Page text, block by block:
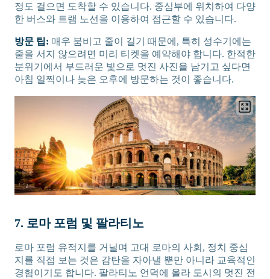
정도 걸으면 도착할 수 있습니다. 중심부에 위치하여 다양
한 버스와 트램 노선을 이용하여 접근할 수 있습니다.
방문 팁: 매우 붐비고 줄이 길기 때문에, 특히 성수기에는
줄을 서지 않으려면 미리 티켓을 예약해야 합니다. 한적한
분위기에서 부드러운 빛으로 멋진 사진을 남기고 싶다면
아침 일찍이나 늦은 오후에 방문하는 것이 좋습니다.
7. 로마 포럼 및 팔라티노
로마 포럼 유적지를 거닐며 고대 로마의 사회, 정치 중심
지를 직접 보는 것은 감탄을 자아낼 뿐만 아니라 교육적인
경험이기도 합니다. 팔라티노 언덕에 올라 도시의 멋진 전